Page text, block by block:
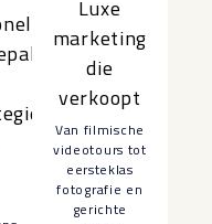
Luxe
marketing
die
verkoopt
Van filmische
videotours tot
eersteklas
fotografie en
gerichte